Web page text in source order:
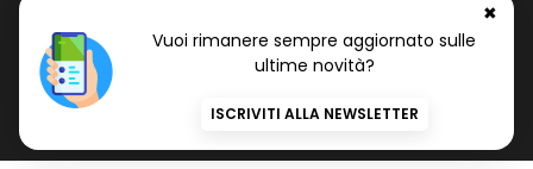
✖
Vuoi rimanere sempre aggiornato sulle
ultime novità?
ISCRIVITI ALLA NEWSLETTER
Numero Verde Gratuito
800 97 34 34